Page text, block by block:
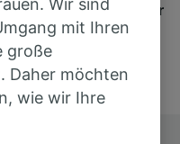
von mehr
Wir sind
mit Ihren
große
Daher möchten
wie wir Ihre